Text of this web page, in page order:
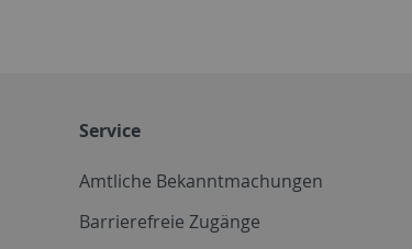
Service
Amtliche Bekanntmachungen
Barrierefreie Zugänge